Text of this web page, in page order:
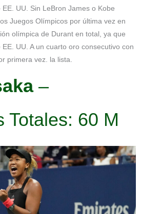
UU. Sin LeBron James o Kobe
Juegos Olímpicos por última vez en
olímpica de Durant en total, ya que
UU. A un cuarto oro consecutivo con
primera vez. la lista.
–
Totales: 60 M